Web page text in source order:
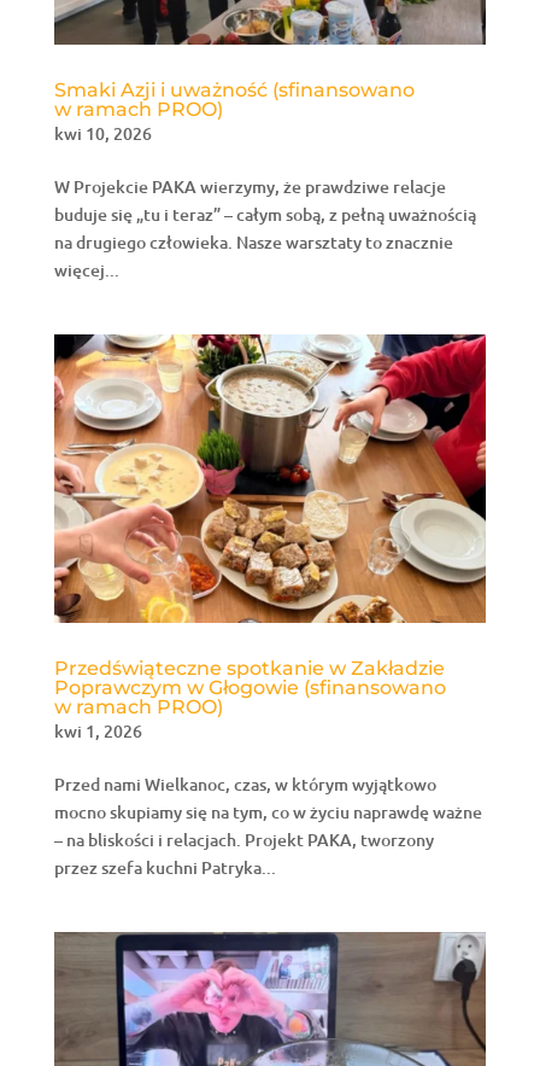
Smaki Azji i uważność (sfinansowano
w ramach PROO)
kwi 10, 2026
W Projekcie PAKA wierzymy, że prawdziwe relacje
buduje się „tu i teraz” – całym sobą, z pełną uważnością
na drugiego człowieka. Nasze warsztaty to znacznie
więcej...
Przedświąteczne spotkanie w Zakładzie
Poprawczym w Głogowie (sfinansowano
w ramach PROO)
kwi 1, 2026
Przed nami Wielkanoc, czas, w którym wyjątkowo
mocno skupiamy się na tym, co w życiu naprawdę ważne
– na bliskości i relacjach. Projekt PAKA, tworzony
przez szefa kuchni Patryka...